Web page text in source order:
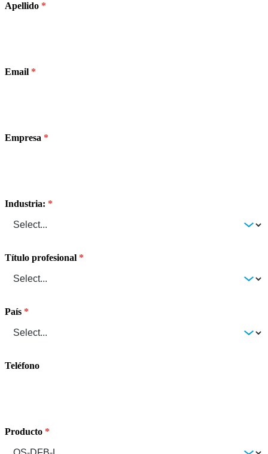
Socios
Apellido
Email
Empresa
Industria:
Título profesional
País
Teléfono
Producto